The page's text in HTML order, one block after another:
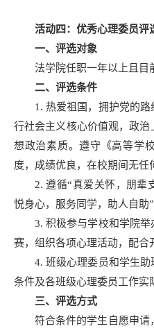
活动四：优秀心理委员评
一、评选对象
法学院任职一年以上且目
二、评选条件
1. 热爱祖国，拥护党的
行社会主义核心价值观，政
想政治素质。遵守《高等学
度，成绩优良，在校期间无任
2. 遵循“真爱关怀，朋辈
悦身心，服务同学，助人自助”
3. 积极参与学校和学院
赛，组织各项心理活动，配合
4. 班级心理委员和学生
条件及各班级心理委员工作实
三、评选方式
符合条件的学生自愿申请